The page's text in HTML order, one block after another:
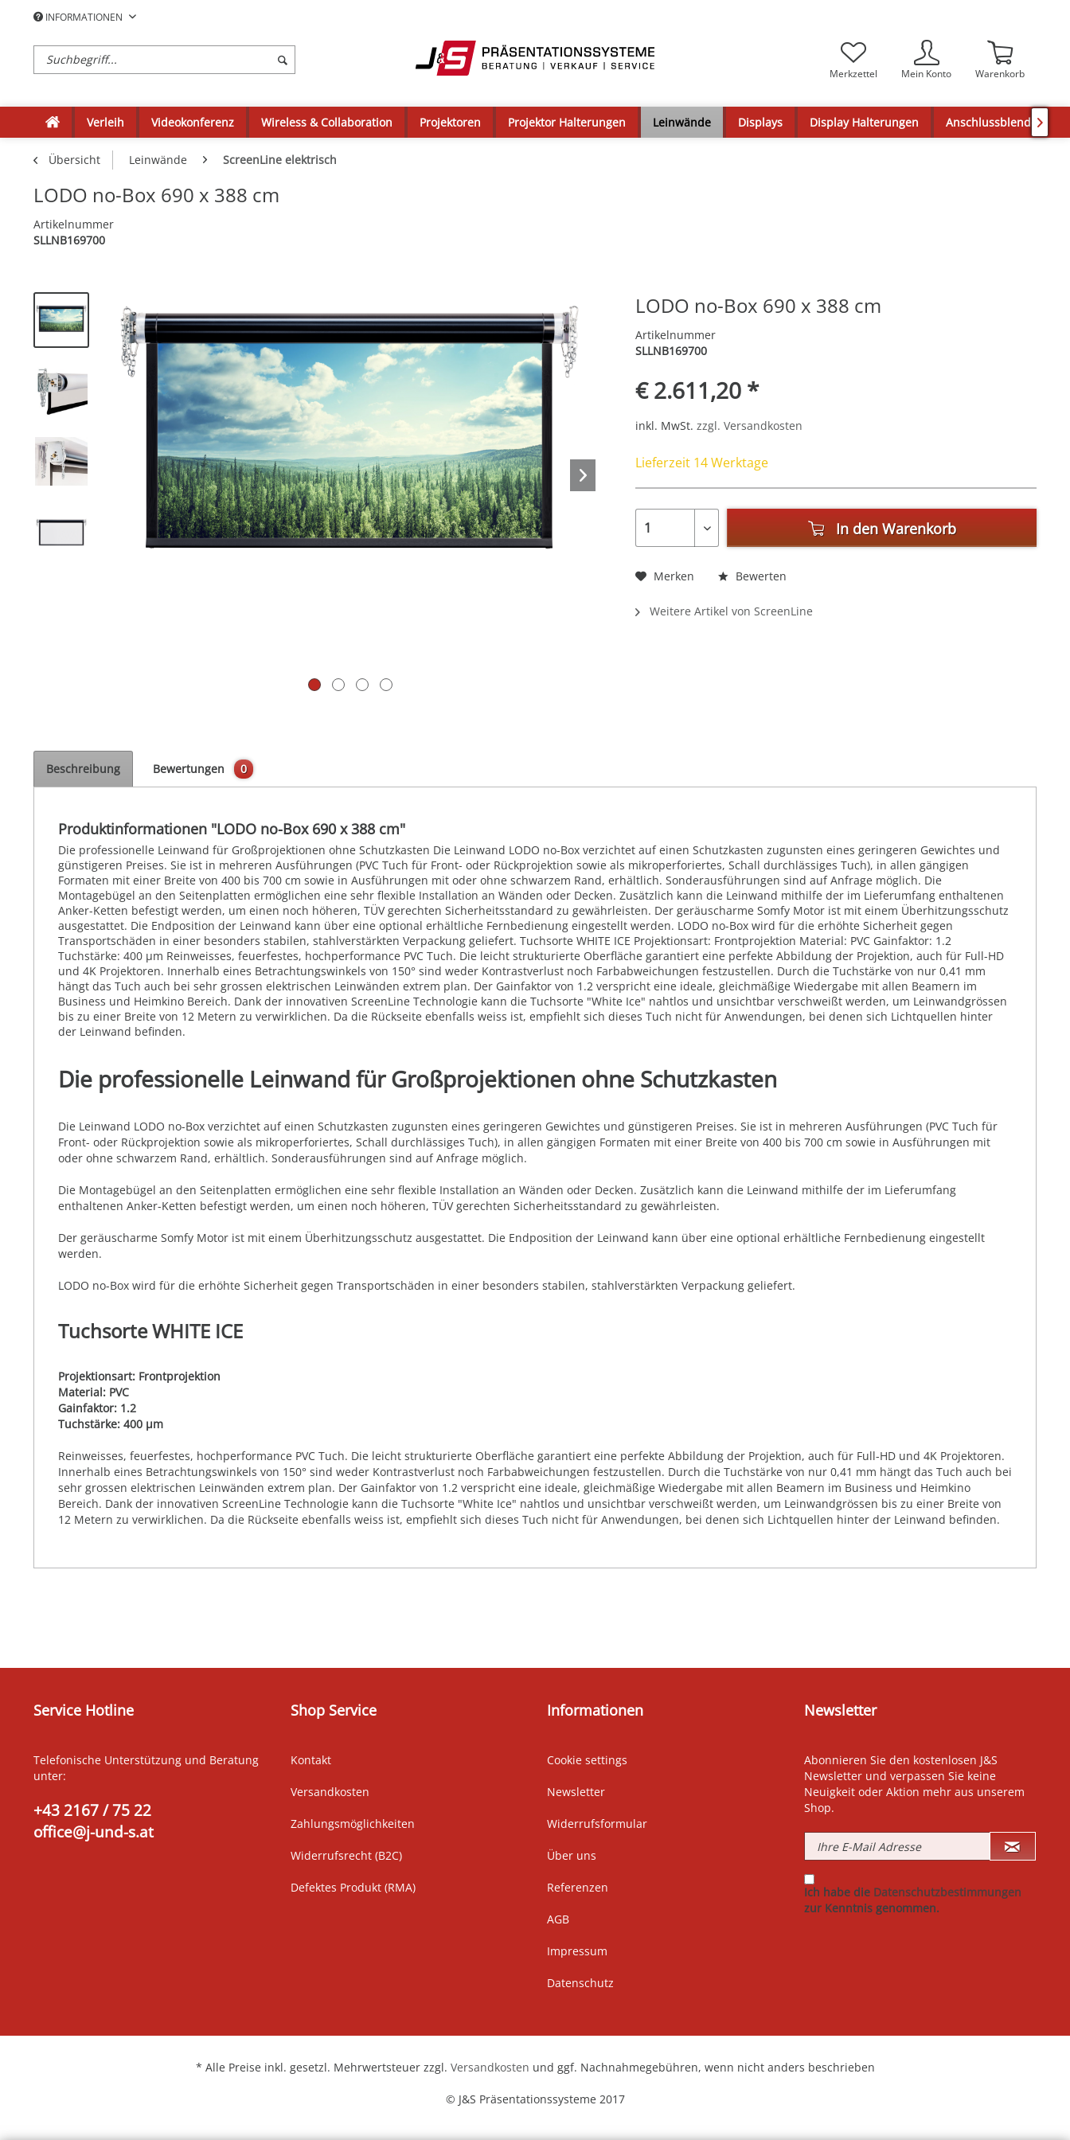
INFORMATIONEN
Merkzettel Mein Konto Warenkorb
Verleih Videokonferenz Wireless & Collaboration Projektoren Projektor Halterungen Leinwände Displays Display Halterungen Anschlussblenden

Übersicht Leinwände ScreenLine elektrisch
LODO no-Box 690 x 388 cm
Artikelnummer
SLLNB169700
LODO no-Box 690 x 388 cm
Artikelnummer
SLLNB169700
€ 2.611,20 *
inkl. MwSt. zzgl. Versandkosten
Lieferzeit 14 Werktage
In den Warenkorb
Merken Bewerten
Weitere Artikel von ScreenLine
Beschreibung Bewertungen 0
Produktinformationen "LODO no-Box 690 x 388 cm"
Die professionelle Leinwand für Großprojektionen ohne Schutzkasten Die Leinwand LODO no-Box verzichtet auf einen Schutzkasten zugunsten eines geringeren Gewichtes und
günstigeren Preises. Sie ist in mehreren Ausführungen (PVC Tuch für Front- oder Rückprojektion sowie als mikroperforiertes, Schall durchlässiges Tuch), in allen gängigen
Formaten mit einer Breite von 400 bis 700 cm sowie in Ausführungen mit oder ohne schwarzem Rand, erhältlich. Sonderausführungen sind auf Anfrage möglich. Die
Montagebügel an den Seitenplatten ermöglichen eine sehr flexible Installation an Wänden oder Decken. Zusätzlich kann die Leinwand mithilfe der im Lieferumfang enthaltenen
Anker-Ketten befestigt werden, um einen noch höheren, TÜV gerechten Sicherheitsstandard zu gewährleisten. Der geräuscharme Somfy Motor ist mit einem Überhitzungsschutz
ausgestattet. Die Endposition der Leinwand kann über eine optional erhältliche Fernbedienung eingestellt werden. LODO no-Box wird für die erhöhte Sicherheit gegen
Transportschäden in einer besonders stabilen, stahlverstärkten Verpackung geliefert. Tuchsorte WHITE ICE Projektionsart: Frontprojektion Material: PVC Gainfaktor: 1.2
Tuchstärke: 400 µm Reinweisses, feuerfestes, hochperformance PVC Tuch. Die leicht strukturierte Oberfläche garantiert eine perfekte Abbildung der Projektion, auch für Full-HD
und 4K Projektoren. Innerhalb eines Betrachtungswinkels von 150° sind weder Kontrastverlust noch Farbabweichungen festzustellen. Durch die Tuchstärke von nur 0,41 mm
hängt das Tuch auch bei sehr grossen elektrischen Leinwänden extrem plan. Der Gainfaktor von 1.2 verspricht eine ideale, gleichmäßige Wiedergabe mit allen Beamern im
Business und Heimkino Bereich. Dank der innovativen ScreenLine Technologie kann die Tuchsorte "White Ice" nahtlos und unsichtbar verschweißt werden, um Leinwandgrössen
bis zu einer Breite von 12 Metern zu verwirklichen. Da die Rückseite ebenfalls weiss ist, empfiehlt sich dieses Tuch nicht für Anwendungen, bei denen sich Lichtquellen hinter
der Leinwand befinden.
Die professionelle Leinwand für Großprojektionen ohne Schutzkasten
Die Leinwand LODO no-Box verzichtet auf einen Schutzkasten zugunsten eines geringeren Gewichtes und günstigeren Preises. Sie ist in mehreren Ausführungen (PVC Tuch für
Front- oder Rückprojektion sowie als mikroperforiertes, Schall durchlässiges Tuch), in allen gängigen Formaten mit einer Breite von 400 bis 700 cm sowie in Ausführungen mit
oder ohne schwarzem Rand, erhältlich. Sonderausführungen sind auf Anfrage möglich.
Die Montagebügel an den Seitenplatten ermöglichen eine sehr flexible Installation an Wänden oder Decken. Zusätzlich kann die Leinwand mithilfe der im Lieferumfang
enthaltenen Anker-Ketten befestigt werden, um einen noch höheren, TÜV gerechten Sicherheitsstandard zu gewährleisten.
Der geräuscharme Somfy Motor ist mit einem Überhitzungsschutz ausgestattet. Die Endposition der Leinwand kann über eine optional erhältliche Fernbedienung eingestellt
werden.
LODO no-Box wird für die erhöhte Sicherheit gegen Transportschäden in einer besonders stabilen, stahlverstärkten Verpackung geliefert.
Tuchsorte WHITE ICE
Projektionsart: Frontprojektion
Material: PVC
Gainfaktor: 1.2
Tuchstärke: 400 µm
Reinweisses, feuerfestes, hochperformance PVC Tuch. Die leicht strukturierte Oberfläche garantiert eine perfekte Abbildung der Projektion, auch für Full-HD und 4K Projektoren.
Innerhalb eines Betrachtungswinkels von 150° sind weder Kontrastverlust noch Farbabweichungen festzustellen. Durch die Tuchstärke von nur 0,41 mm hängt das Tuch auch bei
sehr grossen elektrischen Leinwänden extrem plan. Der Gainfaktor von 1.2 verspricht eine ideale, gleichmäßige Wiedergabe mit allen Beamern im Business und Heimkino
Bereich. Dank der innovativen ScreenLine Technologie kann die Tuchsorte "White Ice" nahtlos und unsichtbar verschweißt werden, um Leinwandgrössen bis zu einer Breite von
12 Metern zu verwirklichen. Da die Rückseite ebenfalls weiss ist, empfiehlt sich dieses Tuch nicht für Anwendungen, bei denen sich Lichtquellen hinter der Leinwand befinden.
Service Hotline
Telefonische Unterstützung und Beratung
unter:
+43 2167 / 75 22
office@j-und-s.at
Shop Service
Kontakt
Versandkosten
Zahlungsmöglichkeiten
Widerrufsrecht (B2C)
Defektes Produkt (RMA)
Informationen
Cookie settings
Newsletter
Widerrufsformular
Über uns
Referenzen
AGB
Impressum
Datenschutz
Newsletter
Abonnieren Sie den kostenlosen J&S
Newsletter und verpassen Sie keine
Neuigkeit oder Aktion mehr aus unserem
Shop.
Ich habe die Datenschutzbestimmungen
zur Kenntnis genommen.
* Alle Preise inkl. gesetzl. Mehrwertsteuer zzgl. Versandkosten und ggf. Nachnahmegebühren, wenn nicht anders beschrieben
© J&S Präsentationssysteme 2017